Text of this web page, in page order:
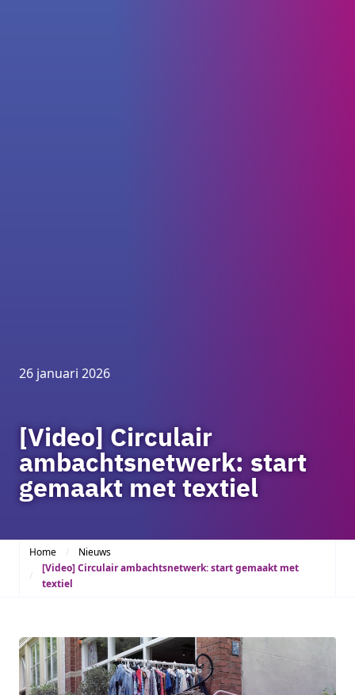
26 januari 2026
[Video] Circulair
ambachtsnetwerk: start
gemaakt met textiel
Home
Nieuws
[Video] Circulair ambachtsnetwerk: start gemaakt met
textiel